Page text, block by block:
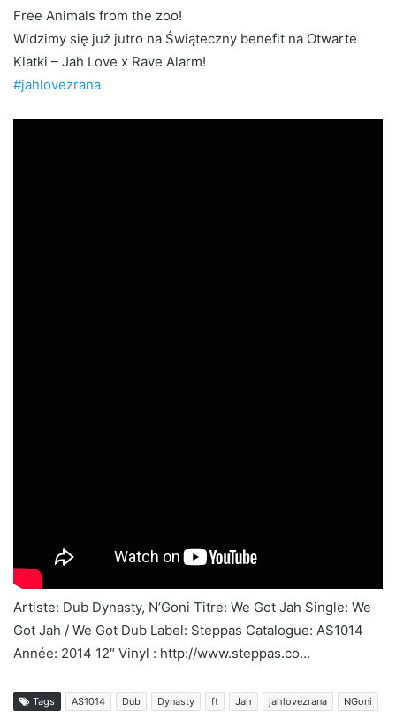
Free Animals from the zoo!
Widzimy się już jutro na Świąteczny benefit na Otwarte
Klatki – Jah Love x Rave Alarm!
#jahlovezrana
Artiste: Dub Dynasty, N’Goni Titre: We Got Jah Single: We
Got Jah / We Got Dub Label: Steppas Catalogue: AS1014
Année: 2014 12″ Vinyl : http://www.steppas.co…
Tags AS1014 Dub Dynasty ft Jah jahlovezrana NGoni